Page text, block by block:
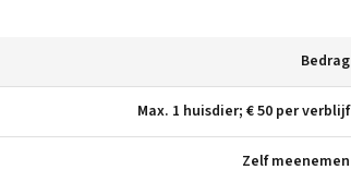
Bedrag
Max. 1 huisdier; € 50 per verblijf
Zelf meenemen